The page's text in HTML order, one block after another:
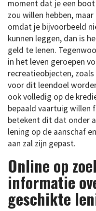
moment dat je een
zou willen hebben,
omdat je bijvoorbeeld
kunnen leggen, dan is
geld te lenen.
in het leven geroepen
recreatieobjecten,
voor dit leendoel
ook volledig op de
bepaald vaartuig willen
betekent dit dat onder
lening op de aanschaf
aan zal zijn gepast.
Online op
informatie
geschikte